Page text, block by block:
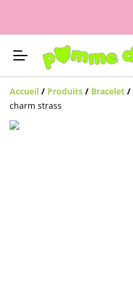
Accueil / Produits / Bracelet /
charm strass